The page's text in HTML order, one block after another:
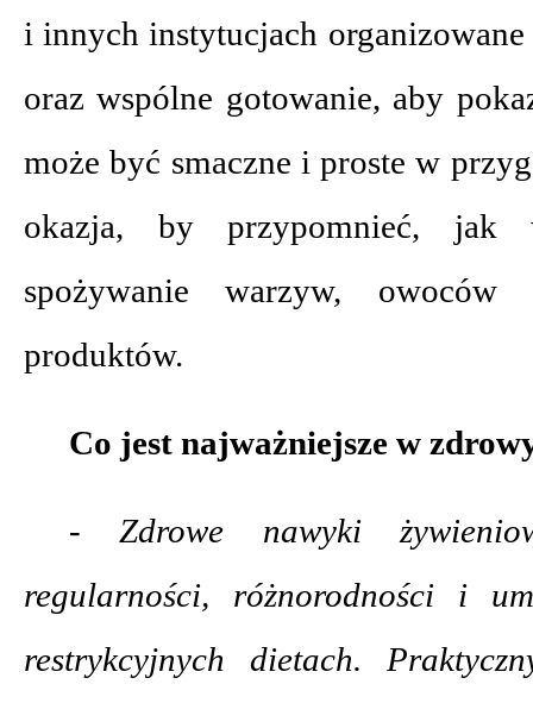
i innych instytucjach organizowane
oraz wspólne gotowanie, aby
może być smaczne i proste w
okazja, by przypomnieć, jak
spożywanie warzyw, owoców
produktów.
Co jest najważniejsze w
- Zdrowe nawyki
regularności, różnorodności i
restrykcyjnych dietach.